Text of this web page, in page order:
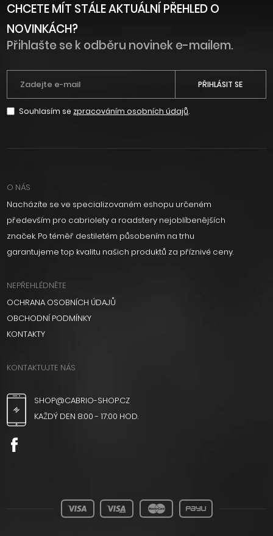
CHCETE MÍT STÁLE AKTUÁLNÍ PŘEHLED O
NOVINKÁCH?
Přihlašte se k odběru novinek e-mailem.
PŘIHLÁSIT SE
Souhlasím se zpracováním osobních údajů.
O NÁS
Nacházíte se ve specializovaném eshopu určeném
především pro cabriolety a roadstery nejoblíbenějších
značek. Po téměř destiletém působením na trhu
garantujeme top kvalitu našich produktů za příznivé ceny.
NEPŘEHLÉDNĚTE
OCHRANA OSOBNÍCH ÚDAJŮ
OBCHODNÍ PODMÍNKY
KONTAKTY
KONTAKTUJTE NÁS
SHOP@CABRIO-SHOP.CZ
KAŽDÝ DEN 8:00 - 17:00 HOD.